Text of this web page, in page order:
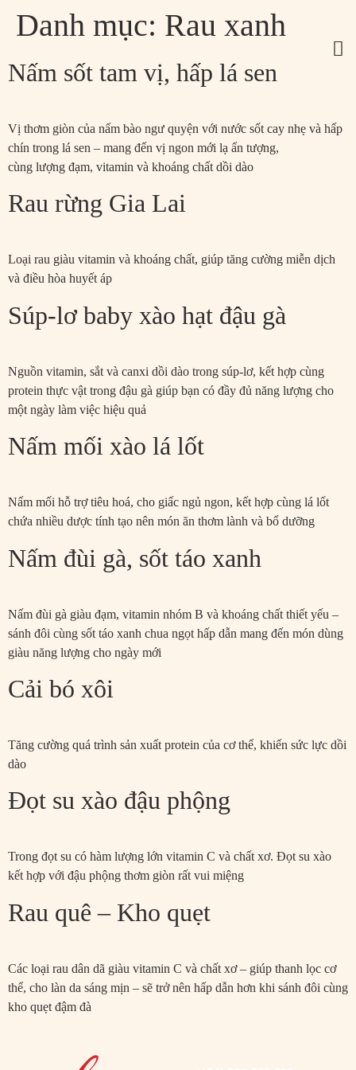
Danh mục: Rau xanh
Nấm sốt tam vị, hấp lá sen
Vị thơm giòn của nấm bào ngư quyện với nước sốt cay nhẹ và hấp
chín trong lá sen – mang đến vị ngon mới lạ ấn tượng,
cùng lượng đạm, vitamin và khoáng chất dồi dào
Rau rừng Gia Lai
Loại rau giàu vitamin và khoáng chất, giúp tăng cường miễn dịch
và điều hòa huyết áp
Súp-lơ baby xào hạt đậu gà
Nguồn vitamin, sắt và canxi dồi dào trong súp-lơ, kết hợp cùng
protein thực vật trong đậu gà giúp bạn có đầy đủ năng lượng cho
một ngày làm việc hiệu quả
Nấm mối xào lá lốt
Nấm mối hỗ trợ tiêu hoá, cho giấc ngủ ngon, kết hợp cùng lá lốt
chứa nhiều dược tính tạo nên món ăn thơm lành và bổ dưỡng
Nấm đùi gà, sốt táo xanh
Nấm đùi gà giàu đạm, vitamin nhóm B và khoáng chất thiết yếu –
sánh đôi cùng sốt táo xanh chua ngọt hấp dẫn mang đến món dùng
giàu năng lượng cho ngày mới
Cải bó xôi
Tăng cường quá trình sản xuất protein của cơ thể, khiến sức lực dồi
dào
Đọt su xào đậu phộng
Trong đọt su có hàm lượng lớn vitamin C và chất xơ. Đọt su xào
kết hợp với đậu phộng thơm giòn rất vui miệng
Rau quê – Kho quẹt
Các loại rau dân dã giàu vitamin C và chất xơ – giúp thanh lọc cơ
thể, cho làn da sáng mịn – sẽ trở nên hấp dẫn hơn khi sánh đôi cùng
kho quẹt đậm đà